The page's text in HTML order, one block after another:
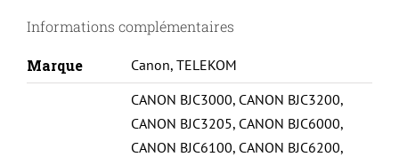
BJC6000/S800-
C#
Informations complémentaires
Marque Canon, TELEKOM
CANON BJC3000, CANON BJC3200,
CANON BJC3205, CANON BJC6000,
CANON BJC6100, CANON BJC6200,